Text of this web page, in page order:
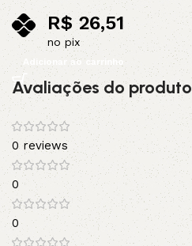
R$26,51
no pix
Adicionar ao carrinho
Avaliações do produto
0 reviews
0
0